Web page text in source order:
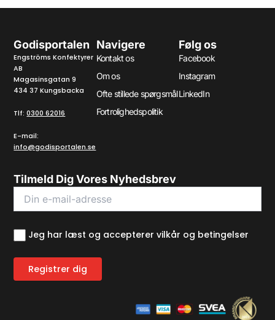
Godisportalen
Engströms Konfektyrer
AB
Magasinsgatan 9
434 37 Kungsbacka
Tlf:0300 62016
E-mail:
info@godisportalen.se
Navigere
Kontakt os
Om os
Ofte stillede spørgsmål
Fortrolighedspolitik
Følg os
Facebook
Instagram
LinkedIn
Tilmeld Dig Vores Nyhedsbrev
Jeg har læst og accepterer vilkår og betingelser